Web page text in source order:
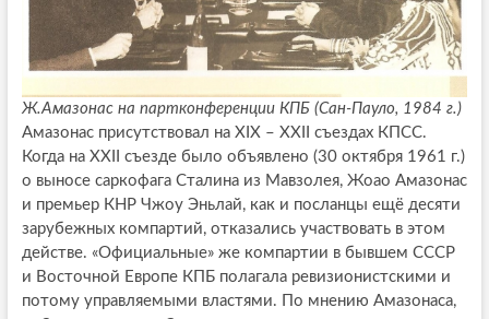
Ж.Амазонас на партконференции КПБ (Сан-Пауло, 1984 г.)
Амазонас присутствовал на XIX – XXII съездах КПСС.
Когда на XXII съезде было объявлено (30 октября 1961 г.)
о выносе саркофага Сталина из Мавзолея, Жоао Амазонас
и премьер КНР Чжоу Эньлай, как и посланцы ещё десяти
зарубежных компартий, отказались участвовать в этом
действе. «Официальные» же компартии в бывшем СССР
и Восточной Европе КПБ полагала ревизионистскими и
потому управляемыми властями. По мнению Амазонаса,